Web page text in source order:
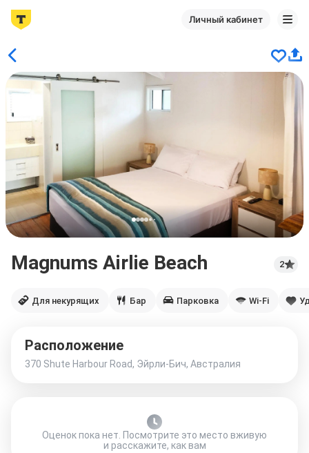
Личный кабинет
Magnums Airlie Beach 2
Для некурящих Бар Парковка Wi-Fi
Расположение
370 Shute Harbour Road, Эйрли-Бич, Австралия
Оценок пока нет. Посмотрите это место вживую
и расскажите, как вам